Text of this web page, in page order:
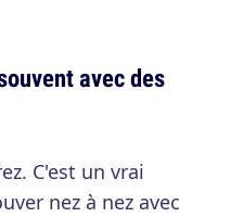
avec des
C'est un vrai
nez à nez avec